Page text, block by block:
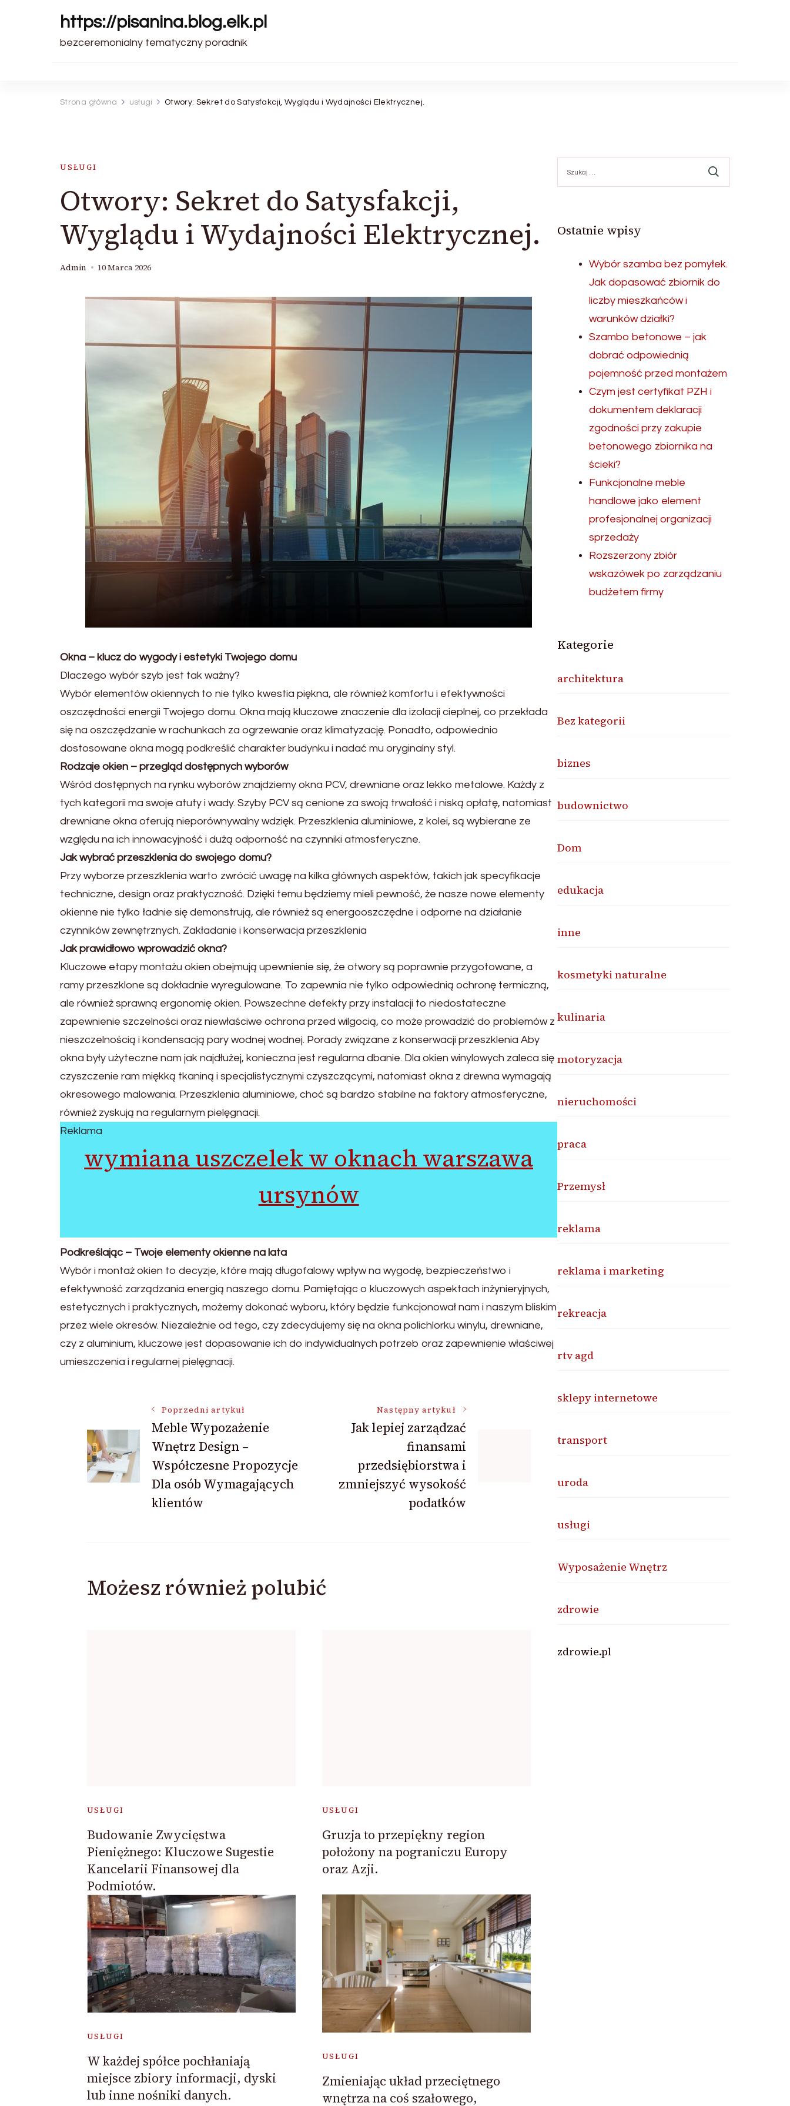
https://pisanina.blog.elk.pl
bezceremonialny tematyczny poradnik
Strona główna usługi Otwory: Sekret do Satysfakcji, Wyglądu i Wydajności Elektrycznej.
USŁUGI
Otwory: Sekret do Satysfakcji,
Wyglądu i Wydajności Elektrycznej.
Admin 10 Marca 2026
Okna – klucz do wygody i estetyki Twojego domu
Dlaczego wybór szyb jest tak ważny?
Wybór elementów okiennych to nie tylko kwestia piękna, ale również komfortu i efektywności
oszczędności energii Twojego domu. Okna mają kluczowe znaczenie dla izolacji cieplnej, co przekłada
się na oszczędzanie w rachunkach za ogrzewanie oraz klimatyzację. Ponadto, odpowiednio
dostosowane okna mogą podkreślić charakter budynku i nadać mu oryginalny styl.
Rodzaje okien – przegląd dostępnych wyborów
Wśród dostępnych na rynku wyborów znajdziemy okna PCV, drewniane oraz lekko metalowe. Każdy z
tych kategorii ma swoje atuty i wady. Szyby PCV są cenione za swoją trwałość i niską opłatę, natomiast
drewniane okna oferują nieporównywalny wdzięk. Przeszklenia aluminiowe, z kolei, są wybierane ze
względu na ich innowacyjność i dużą odporność na czynniki atmosferyczne.
Jak wybrać przeszklenia do swojego domu?
Przy wyborze przeszklenia warto zwrócić uwagę na kilka głównych aspektów, takich jak specyfikacje
techniczne, design oraz praktyczność. Dzięki temu będziemy mieli pewność, że nasze nowe elementy
okienne nie tylko ładnie się demonstrują, ale również są energooszczędne i odporne na działanie
czynników zewnętrznych. Zakładanie i konserwacja przeszklenia
Jak prawidłowo wprowadzić okna?
Kluczowe etapy montażu okien obejmują upewnienie się, że otwory są poprawnie przygotowane, a
ramy przeszklone są dokładnie wyregulowane. To zapewnia nie tylko odpowiednią ochronę termiczną,
ale również sprawną ergonomię okien. Powszechne defekty przy instalacji to niedostateczne
zapewnienie szczelności oraz niewłaściwe ochrona przed wilgocią, co może prowadzić do problemów z
nieszczelnością i kondensacją pary wodnej wodnej. Porady związane z konserwacji przeszklenia Aby
okna były użyteczne nam jak najdłużej, konieczna jest regularna dbanie. Dla okien winylowych zaleca się
czyszczenie ram miękką tkaniną i specjalistycznymi czyszczącymi, natomiast okna z drewna wymagają
okresowego malowania. Przeszklenia aluminiowe, choć są bardzo stabilne na faktory atmosferyczne,
również zyskują na regularnym pielęgnacji.
Reklama
wymiana uszczelek w oknach warszawa
ursynów
Podkreślając – Twoje elementy okienne na lata
Wybór i montaż okien to decyzje, które mają długofalowy wpływ na wygodę, bezpieczeństwo i
efektywność zarządzania energią naszego domu. Pamiętając o kluczowych aspektach inżynieryjnych,
estetycznych i praktycznych, możemy dokonać wyboru, który będzie funkcjonował nam i naszym bliskim
przez wiele okresów. Niezależnie od tego, czy zdecydujemy się na okna polichlorku winylu, drewniane,
czy z aluminium, kluczowe jest dopasowanie ich do indywidualnych potrzeb oraz zapewnienie właściwej
umieszczenia i regularnej pielęgnacji.
Nawigacja
wpisu
Poprzedni artykuł
Meble Wypozażenie
Wnętrz Design –
Współczesne Propozycje
Dla osób Wymagających
klientów
Następny artykuł
Jak lepiej zarządzać
finansami
przedsiębiorstwa i
zmniejszyć wysokość
podatków
Możesz również polubić
USŁUGI
Budowanie Zwycięstwa
Pieniężnego: Kluczowe Sugestie
Kancelarii Finansowej dla
Podmiotów.
USŁUGI
Gruzja to przepiękny region
położony na pograniczu Europy
oraz Azji.
USŁUGI
W każdej spółce pochłaniają
miejsce zbiory informacji, dyski
lub inne nośniki danych.
USŁUGI
Zmieniając układ przeciętnego
wnętrza na coś szałowego,
Ostatnie wpisy
Wybór szamba bez pomyłek.
Jak dopasować zbiornik do
liczby mieszkańców i
warunków działki?
Szambo betonowe – jak
dobrać odpowiednią
pojemność przed montażem
Czym jest certyfikat PZH i
dokumentem deklaracji
zgodności przy zakupie
betonowego zbiornika na
ścieki?
Funkcjonalne meble
handlowe jako element
profesjonalnej organizacji
sprzedaży
Rozszerzony zbiór
wskazówek po zarządzaniu
budżetem firmy
Kategorie
architektura
Bez kategorii
biznes
budownictwo
Dom
edukacja
inne
kosmetyki naturalne
kulinaria
motoryzacja
nieruchomości
praca
Przemysł
reklama
reklama i marketing
rekreacja
rtv agd
sklepy internetowe
transport
uroda
usługi
Wyposażenie Wnętrz
zdrowie
zdrowie.pl